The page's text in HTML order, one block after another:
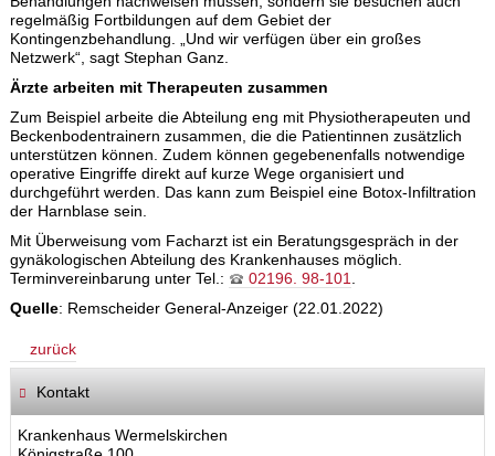
regelmäßig Fortbildungen auf dem Gebiet der
Kontingenzbehandlung. „Und wir verfügen über ein großes
Netzwerk“, sagt Stephan Ganz.
Ärzte arbeiten mit Therapeuten zusammen
Zum Beispiel arbeite die Abteilung eng mit Physiotherapeuten und
Beckenbodentrainern zusammen, die die Patientinnen zusätzlich
unterstützen können. Zudem können gegebenenfalls notwendige
operative Eingriffe direkt auf kurze Wege organisiert und
durchgeführt werden. Das kann zum Beispiel eine Botox-Infiltration
der Harnblase sein.
Mit Überweisung vom Facharzt ist ein Beratungsgespräch in der
gynäkologischen Abteilung des Krankenhauses möglich.
Terminvereinbarung unter Tel.:
02196. 98-101.
Quelle: Remscheider General-Anzeiger (22.01.2022)
zurück
Kontakt
Krankenhaus Wermelskirchen